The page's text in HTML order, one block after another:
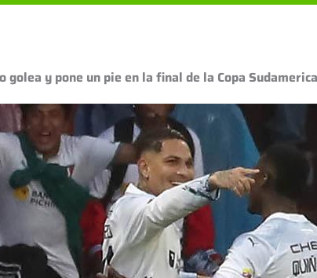
golea y pone un pie en la final de la Copa